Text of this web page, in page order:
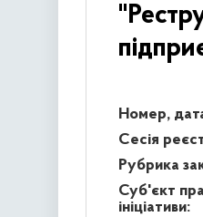
Номер,
Сесія
Рубрика
Суб'єкт
ініціативи: